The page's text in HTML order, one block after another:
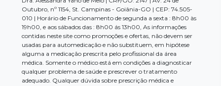
Outubro, nº 1154, St. Campinas - Goiânia-GO | CEP: 74.505-
010 | Horário de Funcionamento de segunda a sexta : 8h00 às
19h00, e aos sábados das : 8h00 ás 13h00, As informações
contidas neste site como promoções e ofertas, não devem ser
usadas para automedicação e não substituem, em hipótese
alguma a medicação prescrita pelo profissional da área
médica. Somente o médico está em condições a diagnosticar
qualquer problema de saúde e prescrever o tratamento
adequado. Qualquer dúvida sobre prescrição médica e